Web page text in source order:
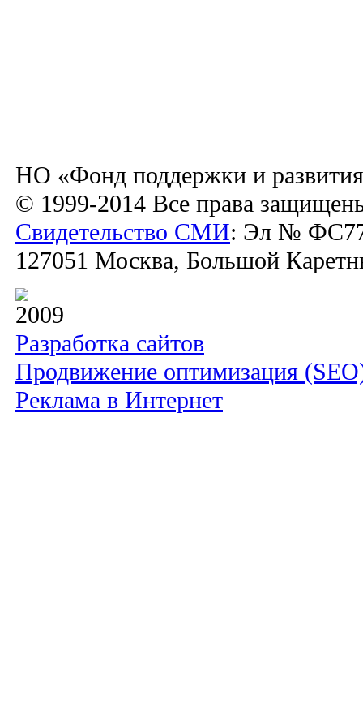
НО «Фонд поддержки и
© 1999-2014 Все права
Свидетельство СМИ: Эл №
127051 Москва, Большой
2009
Разработка сайтов
Продвижение оптимизация
Реклама в Интернет